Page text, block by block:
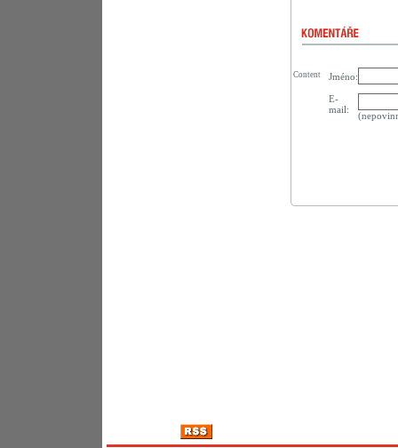
Jméno:
E-
mail:
Content